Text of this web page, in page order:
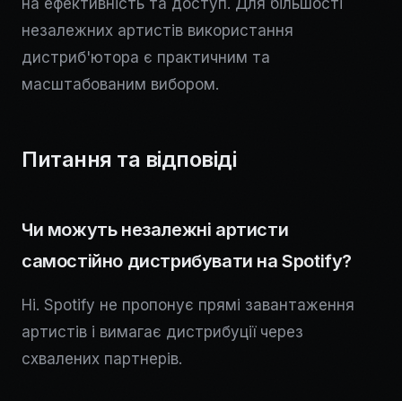
на ефективність та доступ. Для більшості
незалежних артистів використання
дистриб'ютора є практичним та
масштабованим вибором.
Питання та відповіді
Чи можуть незалежні артисти
самостійно дистрибувати на Spotify?
Ні. Spotify не пропонує прямі завантаження
артистів і вимагає дистрибуції через
схвалених партнерів.